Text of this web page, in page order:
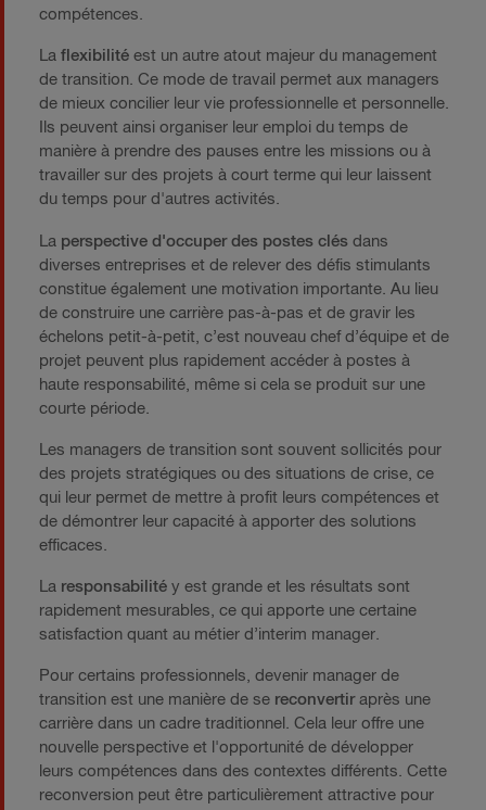
compétences.
La flexibilité est un autre atout majeur du management
de transition. Ce mode de travail permet aux managers
de mieux concilier leur vie professionnelle et personnelle.
Ils peuvent ainsi organiser leur emploi du temps de
manière à prendre des pauses entre les missions ou à
travailler sur des projets à court terme qui leur laissent
du temps pour d'autres activités.
La perspective d'occuper des postes clés dans
diverses entreprises et de relever des défis stimulants
constitue également une motivation importante. Au lieu
de construire une carrière pas-à-pas et de gravir les
échelons petit-à-petit, c’est nouveau chef d’équipe et de
projet peuvent plus rapidement accéder à postes à
haute responsabilité, même si cela se produit sur une
courte période.
Les managers de transition sont souvent sollicités pour
des projets stratégiques ou des situations de crise, ce
qui leur permet de mettre à profit leurs compétences et
de démontrer leur capacité à apporter des solutions
efficaces.
La responsabilité y est grande et les résultats sont
rapidement mesurables, ce qui apporte une certaine
satisfaction quant au métier d’interim manager.
Pour certains professionnels, devenir manager de
transition est une manière de se reconvertiraprès une
carrière dans un cadre traditionnel. Cela leur offre une
nouvelle perspective et l'opportunité de développer
leurs compétences dans des contextes différents. Cette
reconversion peut être particulièrement attractive pour